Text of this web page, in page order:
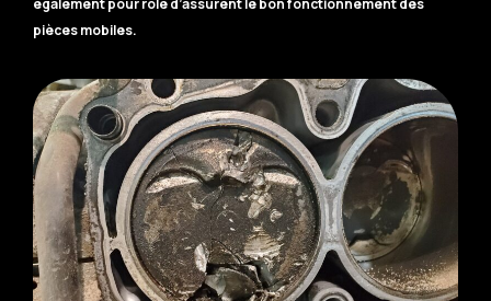
également pour rôle d’assurent le bon fonctionnement des
pièces mobiles.